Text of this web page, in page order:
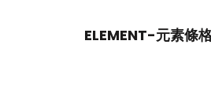
ELEMENT-元素條